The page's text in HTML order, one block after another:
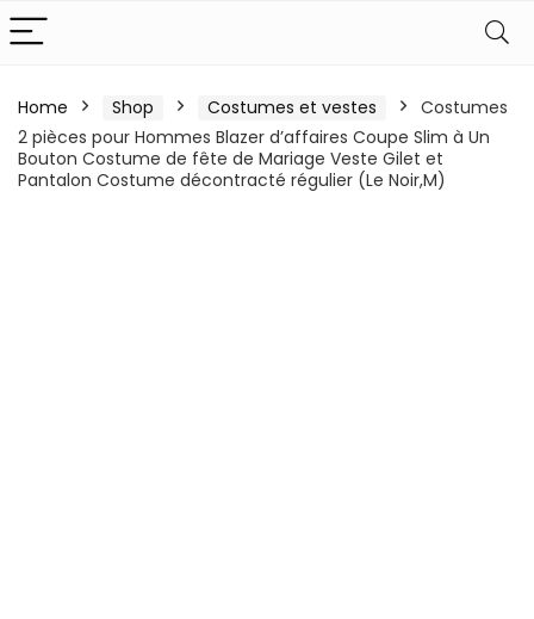
Home Shop Costumes et vestes
Costumes
2 pièces pour Hommes Blazer d’affaires Coupe Slim à Un
Bouton Costume de fête de Mariage Veste Gilet et
Pantalon Costume décontracté régulier (Le Noir,M)